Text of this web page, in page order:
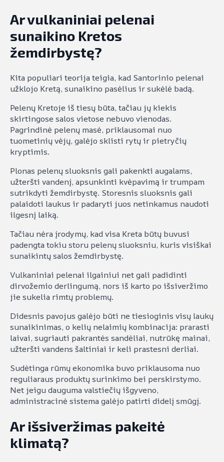
Ar vulkaniniai pelenai
sunaikino Kretos
žemdirbystę?
Kita populiari teorija teigia, kad Santorinio pelenai
užklojo Kretą, sunaikino pasėlius ir sukėlė badą.
Pelenų Kretoje iš tiesų būta, tačiau jų kiekis
skirtingose salos vietose nebuvo vienodas.
Pagrindinė pelenų masė, priklausomai nuo
tuometinių vėjų, galėjo sklisti rytų ir pietryčių
kryptimis.
Plonas pelenų sluoksnis gali pakenkti augalams,
užteršti vandenį, apsunkinti kvėpavimą ir trumpam
sutrikdyti žemdirbystę. Storesnis sluoksnis gali
palaidoti laukus ir padaryti juos netinkamus naudoti
ilgesnį laiką.
Tačiau nėra įrodymų, kad visa Kreta būtų buvusi
padengta tokiu storu pelenų sluoksniu, kuris visiškai
sunaikintų salos žemdirbystę.
Vulkaniniai pelenai ilgainiui net gali padidinti
dirvožemio derlingumą, nors iš karto po išsiveržimo
jie sukelia rimtų problemų.
Didesnis pavojus galėjo būti ne tiesioginis visų laukų
sunaikinimas, o kelių nelaimių kombinacija: prarasti
laivai, sugriauti pakrantės sandėliai, nutrūkę mainai,
užteršti vandens šaltiniai ir keli prastesni derliai.
Sudėtinga rūmų ekonomika buvo priklausoma nuo
reguliaraus produktų surinkimo bei perskirstymo.
Net jeigu dauguma valstiečių išgyveno,
administracinė sistema galėjo patirti didelį smūgį.
Ar išsiveržimas pakeitė
klimatą?